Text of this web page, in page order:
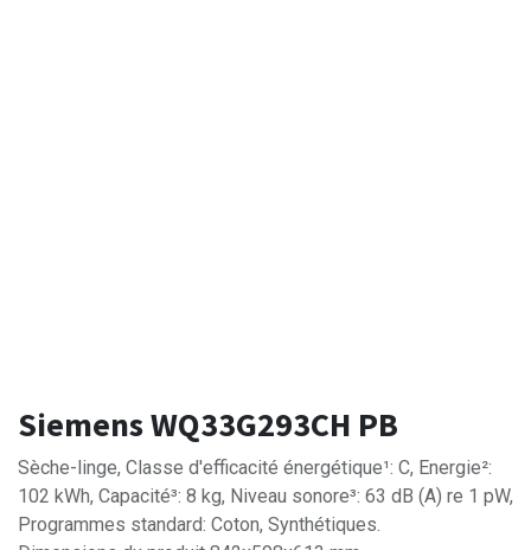
Siemens WQ33G293CH PB
Sèche-linge, Classe d'efficacité énergétique¹: C, Energie²:
102 kWh, Capacité³: 8 kg, Niveau sonore³: 63 dB (A) re 1 pW,
Programmes standard: Coton, Synthétiques.